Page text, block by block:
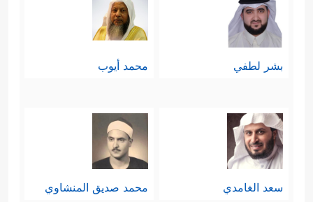
بشر لطفي محمد أيوب
سعد الغامدي محمد صديق المنشاوي